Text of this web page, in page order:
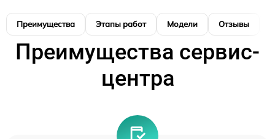
Преимущества Этапы работ Модели Отзывы
Преимущества сервис-
центра